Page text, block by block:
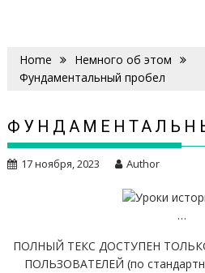
Home
Немного об этом
Фундаментальный пробел
17 ноября, 2023 Author
…
ПОЛНЫЙ ТЕКС ДОСТУПЕН
ПОЛЬЗОВАТЕЛЕЙ (по